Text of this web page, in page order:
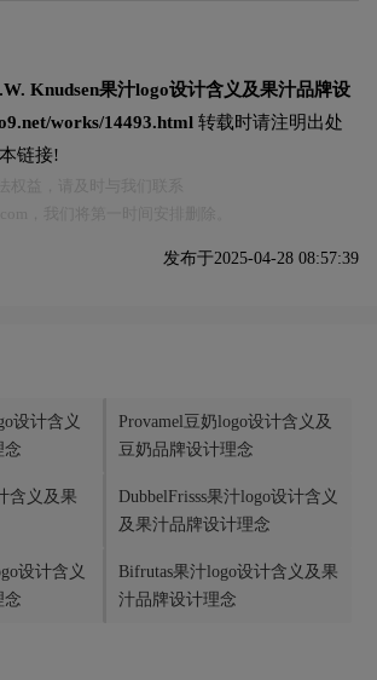
Knudsen果汁logo设计含义及果汁品牌设
works/14493.html 转载时请注明出处
链接!
发布于2025-04-28 08:57:39
设计含义
念
Provamel豆奶logo设计含义及
豆奶品牌设计理念
含义及果
DubbelFrisss果汁logo设计含义
及果汁品牌设计理念
设计含义
念
Bifrutas果汁logo设计含义及果
汁品牌设计理念